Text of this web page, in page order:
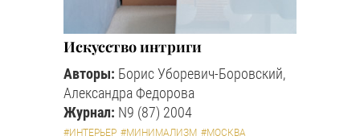
Искусство интриги
Авторы: Борис Уборевич-Боровский,
Александра Федорова
Журнал: N9 (87) 2004
#ИНТЕРЬЕР #МИНИМАЛИЗМ #МОСКВА